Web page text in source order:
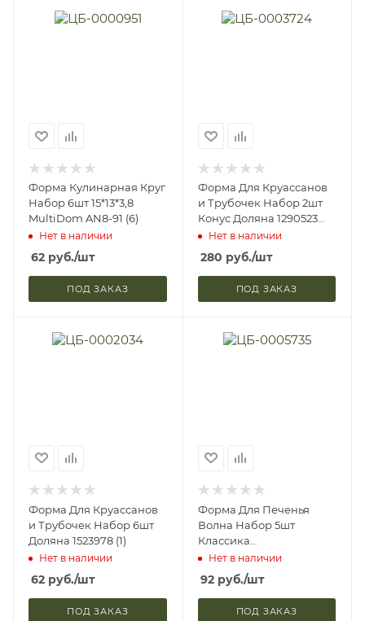
Форма Кулинарная Круг
Набор 6шт 15*13*3,8
MultiDom AN8-91 (6)
Нет в наличии
62 руб./шт
ПОД ЗАКАЗ
Форма Для Круассанов
и Трубочек Набор 2шт
Конус Доляна 1290523
(1/200)
Нет в наличии
280 руб./шт
ПОД ЗАКАЗ
Форма Для Круассанов
и Трубочек Набор 6шт
Доляна 1523978 (1)
Нет в наличии
62 руб./шт
ПОД ЗАКАЗ
Форма Для Печенья
Волна Набор 5шт
Классика
Пластмассовая Доляна
964474 (1/288)
Нет в наличии
92руб./шт
ПОД ЗАКАЗ